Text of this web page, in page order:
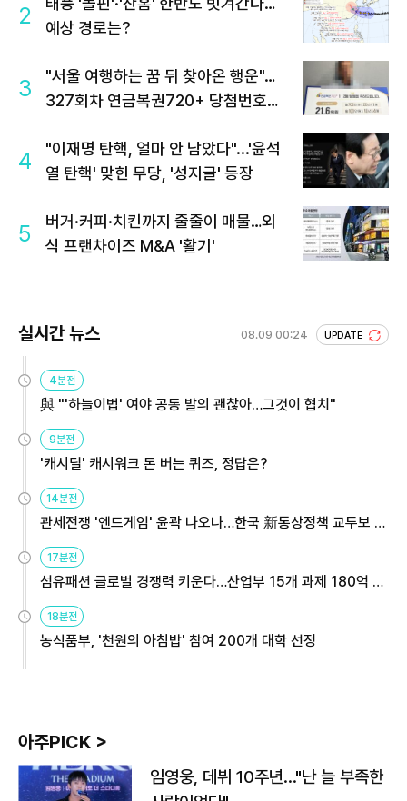
2
예상 경로는?
3
"서울 여행하는 꿈 뒤 찾아온 행운"…
327회차 연금복권720+ 당첨번호조
4
"이재명 탄핵, 얼마 안 남았다"...'윤석
열 탄핵' 맞힌 무당, '성지글' 등장
5
버거·커피·치킨까지 줄줄이 매물…외
식 프랜차이즈 M&A '활기'
실시간 뉴스 08.09 00:24 UPDATE
4분전
與 "'하늘이법' 여야 공동 발의 괜찮아…그것이 협치"
9분전
'캐시딜' 캐시워크 돈 버는 퀴즈, 정답은?
14분전
관세전쟁 '엔드게임' 윤곽 나오나…한국 新통상정책 교두보 활
용해야
17분전
섬유패션 글로벌 경쟁력 키운다…산업부 15개 과제 180억 지
원
18분전
농식품부, '천원의 아침밥' 참여 200개 대학 선정
아주PICK >
임영웅, 데뷔 10주년…"난 늘 부족한